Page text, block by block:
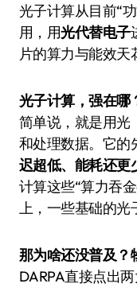
光子计算从目前“
用，用光代替电子
片的算力与能效天
光子计算，强在哪
简单说，就是用光
和处理数据。它的
迟超低、能耗还更
计算这些“算力吞
上，一些基础的光
那为啥还没普及？
DARPA直接点出两